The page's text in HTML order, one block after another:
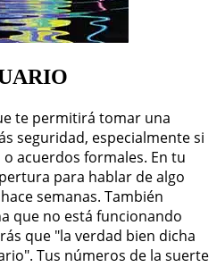
te permitirá tomar una
seguridad, especialmente si
acuerdos formales. En tu
para hablar de algo
semanas. También
que no está funcionando
que "la verdad bien dicha
Tus números de la suerte